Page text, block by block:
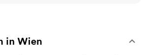
in Wien